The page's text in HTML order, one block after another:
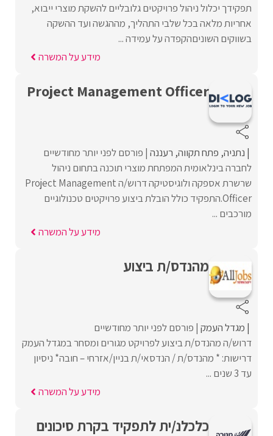
תפקידך יכלול ניהול פרויקטים גלובליים להשקת מוצרי ייבוא,
אחריות מלאה בכל שלבי התהליך, מההגשה ועד ההשקה
בשווקים השוניםהקפדה על עמידה ...
מידע על המשרה
Project Management Officer
נתניה פתח תקווה רעננה פורסם לפני יותר מחודשיים
לחברה בינלאומית המפתחת מוצרי תוכנה בתחום ניהול
שרשרת אספקה ולוגיסטיקה דרוש/ה Project Management
Officer.התפקיד כולל הובלת ביצוע פרויקטים טכנולוגיים
מורכבים ...
מידע על המשרה
מהנדס/ת ביצוע
מגדל העמק פורסם לפני יותר מחודשיים
דרוש/ה מהנדס/ת ביצוע לפרויקט מגורים ומסחר במגדל העמק
דרישות: * מהנדס/ת / הנדסאי/ת בניין/אזרחי – חובה* ניסיון
עד 3 שנים ...
מידע על המשרה
כלכלנ/ית לתפקיד בקרת סיכונים